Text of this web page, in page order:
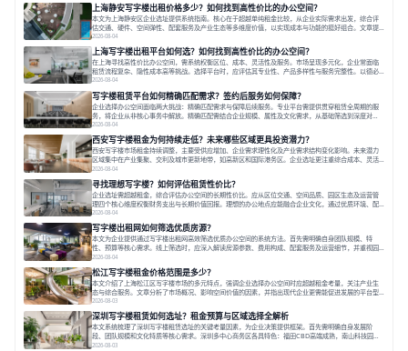
上海静安写字楼出租价格多少？如何找到高性价比的办公空间？
本文为上海静安区企业选址提供系统指南。核心在于超越单纯租金比较，从企业实际需求出发，综合评
估交通、硬件、空间弹性、配套服务及产业生态等多维度价值，以实现成本与功能的挺好组合。文章提
出打破固定工位思维，采用精装灵活空间与共享配套以提升性价比，并通过不同规模企业的实际案例加
以说明。之后指出，专业运营服务商提供的稳定环境、社群活动与产业集聚等增值服务，是很大化空间
价值、助力企业成长的关键。对于许多在
2026-08-04
上海写字楼出租平台如何选？如何找到高性价比的办公空间？
在上海寻找高性价比办公空间，需系统权衡区位、成本、灵活性及服务。市场呈现多元化，企业常面临
租赁流程复杂、隐性成本高等挑战。选择平台时，应评估其专业性、产品多样性与服务完整性。以德必
为例，其提供从空间到生态的解决方案，通过特色园区、灵活产品和丰富配套，满足不同企业需求。企
业应明确自身需求，实地考察，选择能支持长期发展、提升竞争力的办公空间。在上海寻找合适的办公
空间，对于企业行政负责人、中小企业主
2026-08-04
写字楼租赁平台如何精确匹配需求？签约后服务如何保障？
企业选择办公空间面临两大挑战：精确匹配需求与保障后续服务。专业平台需提供贯穿租赁全周期的服
务，将企业从非核心事务中解放。精确匹配需结合企业规模、属性及文化需求，从基础筛选到深度对
接；签约后则需构建覆盖硬件运维、共享配套及专业物业的全周期保障体系。德必集团通过标准化服务
与个性化运营结合，以全国布局和产业生态圈为企业提供稳定支持，体现了从信息撮合到深度服务的能
力转变。在为企业寻找办公空间的过程中，
2026-08-04
西安写字楼租金为何持续走低？未来哪些区域更具投资潜力？
西安写字楼市场租金持续调整，主要受供应增加、企业需求理性化及产业需求结构变化影响。未来潜力
区域集中在产业集聚、交利及城市更新地带，如高新区和国际港务区。企业选址更注重综合成本、灵活
性与员工体验，倾向于提供全包式服务的办公空间。专业运营方通过空间优化与社群服务，助力企业成
长，推动市场向多元化、高性价比方向发展。近年来，西安写字楼市场呈现出租金持续调整的态势，这
一现象引发了的广泛关注。作为西部重要
2026-08-04
寻找理想写字楼？如何评估租赁性价比？
企业选址需超越租金，综合评估办公空间的长期性价比。应从区位交通、空间品质、园区生态及运营管
理四个核心维度权衡财务支出与长期价值回报。理想的办公地点应能融合企业文化，通过优质环境、配
套服务及社群资源赋能业务增长，实现成本与价值的平衡。对于许多正在成长或寻求稳定发展的企业而
言，寻找一处合适的办公空间是一项至关重要的决策。这不仅关系到团队的日常工作效率与协作氛围，
更直接影响着企业的品牌形象、运营成本
2026-08-04
写字楼出租网如何筛选优质房源？
本文为企业提供通过写字楼出租网高效筛选优质办公空间的系统方法。首先需明确自身团队规模、特
性、预算等核心需求。线上筛选时，应深入解读房源参数、费用构成、配套服务及运营细节，并重视园
区产业生态与交通区位价值。同时，需考察运营方的品牌背景与持续服务能力。完成线上初选后，必须
进行线下实地验证，核对空间实景、测试设施、感受园区氛围并确认合同条款，从而做出精确决策。在
数字化时代，写字楼出租网已成为企业寻找
2026-08-04
松江写字楼租金价格范围是多少？
本文介绍了上海松江区写字楼市场的多元特点，强调企业选择办公空间时应超越租金考量，关注产业生
态与综合服务。文章分析了市场概况、影响空间价值的因素，并指出现代企业更需能促进发展的平台型
空间。之后，以德必集团为例，说明运营方如何通过构建服务生态助力企业成长，建议企业系统评估需
求与长期价值，选择匹配的发展载体。对于许多寻求在上海松江区设立或扩展办公空间的企业而言，了
解该区域的写字楼市场概况是决策的首先
2026-08-03
深圳写字楼租赁如何选址？租金预算与区域选择全解析
本文系统梳理了深圳写字楼租赁选址的关键考量因素，为企业决策提供框架。首先需明确自身发展阶
段、团队规模和文化特质等核心需求。深圳多中心商务区各具特色：福田CBD高端成熟，南山科技园创
新活力强，前海具政策优势。除传统写字楼外，创意产业园注重生态与社群，适合文创、科技类企业。
2026-08-03